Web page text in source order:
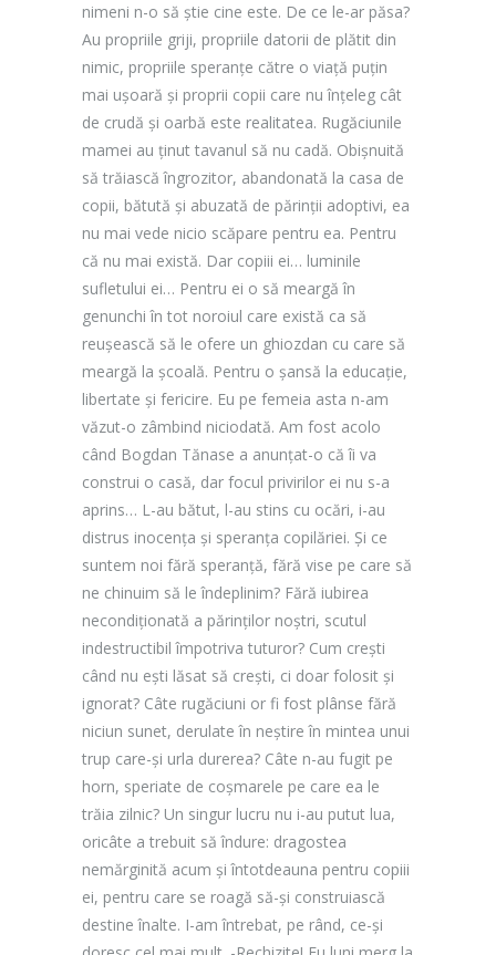
nimeni n-o să știe cine este. De ce le-ar păsa?
Au propriile griji, propriile datorii de plătit din
nimic, propriile speranțe către o viață puțin
mai ușoară și proprii copii care nu înțeleg cât
de crudă și oarbă este realitatea. Rugăciunile
mamei au ținut tavanul să nu cadă. Obișnuită
să trăiască îngrozitor, abandonată la casa de
copii, bătută și abuzată de părinții adoptivi, ea
nu mai vede nicio scăpare pentru ea. Pentru
că nu mai există. Dar copiii ei… luminile
sufletului ei… Pentru ei o să meargă în
genunchi în tot noroiul care există ca să
reușească să le ofere un ghiozdan cu care să
meargă la școală. Pentru o șansă la educație,
libertate și fericire. Eu pe femeia asta n-am
văzut-o zâmbind niciodată. Am fost acolo
când Bogdan Tănase a anunțat-o că îi va
construi o casă, dar focul privirilor ei nu s-a
aprins… L-au bătut, l-au stins cu ocări, i-au
distrus inocența și speranța copilăriei. Și ce
suntem noi fără speranță, fără vise pe care să
ne chinuim să le îndeplinim? Fără iubirea
necondiționată a părinților noștri, scutul
indestructibil împotriva tuturor? Cum crești
când nu ești lăsat să crești, ci doar folosit și
ignorat? Câte rugăciuni or fi fost plânse fără
niciun sunet, derulate în neștire în mintea unui
trup care-și urla durerea? Câte n-au fugit pe
horn, speriate de coșmarele pe care ea le
trăia zilnic? Un singur lucru nu i-au putut lua,
oricâte a trebuit să îndure: dragostea
nemărginită acum și întotdeauna pentru copiii
ei, pentru care se roagă să-și construiască
destine înalte. I-am întrebat, pe rând, ce-și